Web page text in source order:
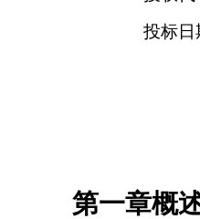
投标
第一章概